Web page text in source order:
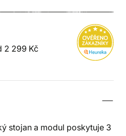
2 299 Kč
stojan a modul poskytuje 3